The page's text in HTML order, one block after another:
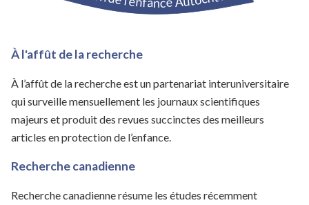
À l'affût de la recherche
À l’affût de la recherche est un partenariat interuniversitaire
qui surveille mensuellement les journaux scientifiques
majeurs et produit des revues succinctes des meilleurs
articles en protection de l’enfance.
Recherche canadienne
Recherche canadienne résume les études récemment